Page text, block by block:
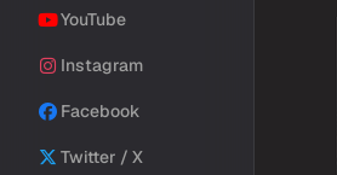
YouTube
Instagram
Facebook
Twitter / X